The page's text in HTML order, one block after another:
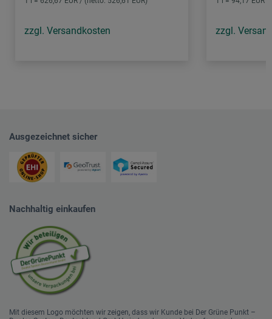
zzgl. Versandkosten zzgl.
Ausgezeichnet sicher
Nachhaltig einkaufen
Mit diesem Logo möchten wir zeigen, dass wir Kunde bei Der Grüne Punkt –